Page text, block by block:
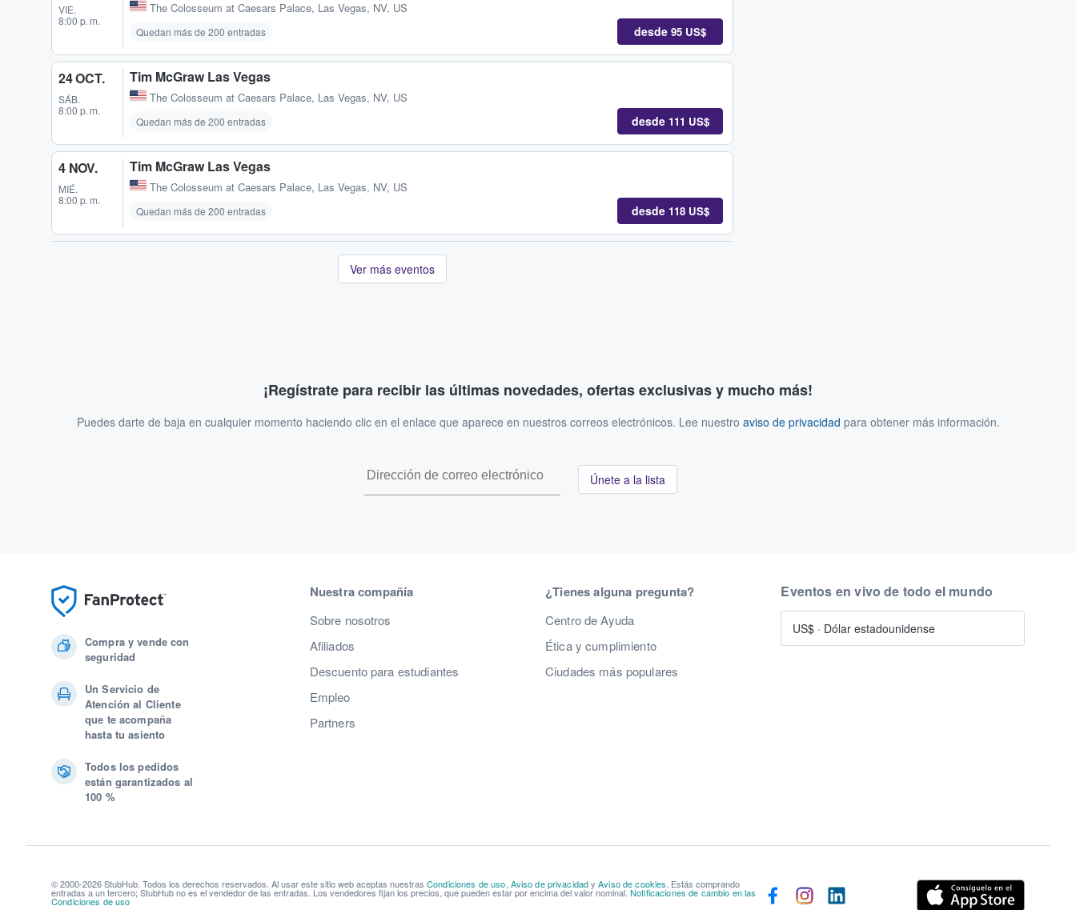
VIE.
8:00 p. m.
The Colosseum at Caesars Palace, Las Vegas, NV, US
Quedan más de 200 entradas desde 95 US$
24 OCT.
SÁB.
8:00 p. m.
Tim McGraw Las Vegas
The Colosseum at Caesars Palace, Las Vegas, NV, US
Quedan más de 200 entradas desde 111 US$
4 NOV.
MIÉ.
8:00 p. m.
Tim McGraw Las Vegas
The Colosseum at Caesars Palace, Las Vegas, NV, US
Quedan más de 200 entradas desde 118 US$
Ver más eventos
¡Regístrate para recibir las últimas novedades, ofertas exclusivas y mucho más!
Puedes darte de baja en cualquier momento haciendo clic en el enlace que aparece en nuestros correos electrónicos. Lee nuestro aviso de privacidad para obtener más información.
Únete a la lista
Compra y vende con
seguridad
Un Servicio de
Atención al Cliente
que te acompaña
hasta tu asiento
Todos los pedidos
están garantizados al
100 %
Nuestra compañía
Sobre nosotros
Afiliados
Descuento para estudiantes
Empleo
Partners
¿Tienes alguna pregunta?
Centro de Ayuda
Ética y cumplimiento
Ciudades más populares
Eventos en vivo de todo el mundo
US$ · Dólar estadounidense
© 2000-2026 StubHub. Todos los derechos reservados. Al usar este sitio web aceptas nuestras Condiciones de uso Aviso de privacidadyAviso de cookies . Estás comprando
entradas a un tercero; StubHub no es el vendedor de las entradas. Los vendedores fijan los precios, que pueden estar por encima del valor nominal. Notificaciones de cambio en las
Condiciones de uso